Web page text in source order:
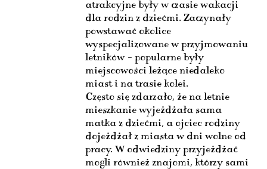
atrakcyjne były w czasie wakacji
dla rodzin z dziećmi. Zaczynały
powstawać okolice
wyspecjalizowane w przyjmowaniu
letników – popularne były
miejscowości leżące niedaleko
miast i na trasie kolei.
Często się zdarzało, że na letnie
mieszkanie wyjeżdżała sama
matka z dziećmi, a ojciec rodziny
dojeżdżał z miasta w dni wolne od
pracy. W odwiedziny przyjeżdżać
mogli również znajomi, którzy sami